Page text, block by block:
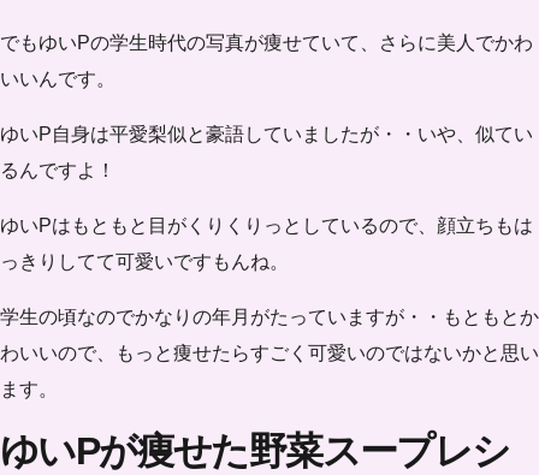
でもゆいPの学生時代の写真が痩せていて、さらに美人でかわ
いいんです。
ゆいP自身は平愛梨似と豪語していましたが・・いや、似てい
るんですよ！
ゆいPはもともと目がくりくりっとしているので、顔立ちもは
っきりしてて可愛いですもんね。
学生の頃なのでかなりの年月がたっていますが・・もともとか
わいいので、もっと痩せたらすごく可愛いのではないかと思い
ます。
ゆいPが痩せた野菜スープレシ